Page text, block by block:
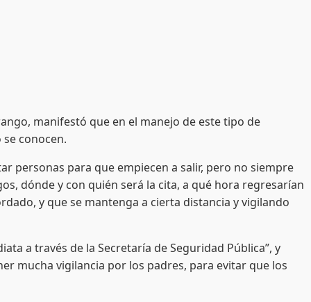
manifestó que en el manejo de este tipo de
conocen.
para que empiecen a salir, pero no siempre
dónde y con quién será la cita, a qué hora regresarían
y que se mantenga a cierta distancia y vigilando
a través de la Secretaría de Seguridad Pública”, y
mucha vigilancia por los padres, para evitar que los